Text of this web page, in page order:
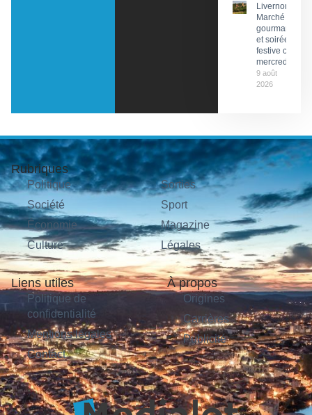
Livernon :
Marché
gourmand
et soirée
festive ce
mercredi
9 août
2026
Rubriques
Politique
Société
Économie
Culture
Sorties
Sport
Magazine
Légales
Liens utiles
Politique de
confidentialité
Mentions légales
Contact
À propos
Origines
Carrières
Publicité